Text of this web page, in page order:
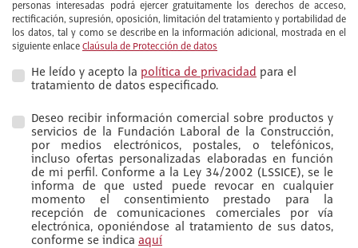
personas interesadas podrá ejercer gratuitamente los derechos de acceso,
rectificación, supresión, oposición, limitación del tratamiento y portabilidad de
los datos, tal y como se describe en la información adicional, mostrada en el
siguiente enlace Claúsula de Protección de datos
He leído y acepto la política de privacidad para el
tratamiento de datos especificado.
Deseo recibir información comercial sobre productos y
servicios de la Fundación Laboral de la Construcción,
por medios electrónicos, postales, o telefónicos,
incluso ofertas personalizadas elaboradas en función
de mi perfil. Conforme a la Ley 34/2002 (LSSICE), se le
informa de que usted puede revocar en cualquier
momento el consentimiento prestado para la
recepción de comunicaciones comerciales por vía
electrónica, oponiéndose al tratamiento de sus datos,
conforme se indica aquí